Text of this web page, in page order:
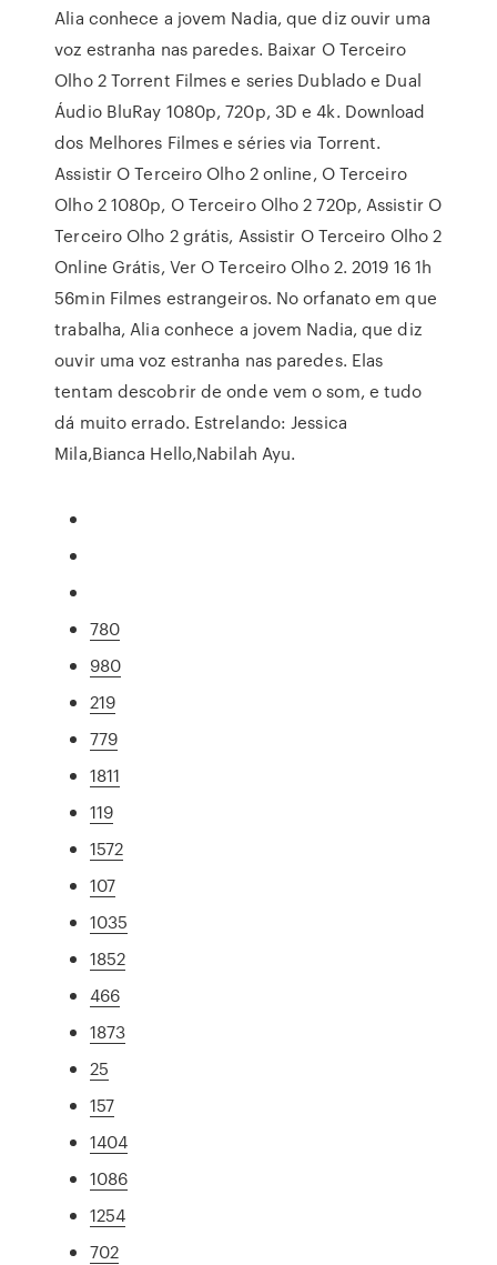
Alia conhece a jovem Nadia, que diz ouvir uma
voz estranha nas paredes. Baixar O Terceiro
Olho 2 Torrent Filmes e series Dublado e Dual
Áudio BluRay 1080p, 720p, 3D e 4k. Download
dos Melhores Filmes e séries via Torrent.
Assistir O Terceiro Olho 2 online, O Terceiro
Olho 2 1080p, O Terceiro Olho 2 720p, Assistir O
Terceiro Olho 2 grátis, Assistir O Terceiro Olho 2
Online Grátis, Ver O Terceiro Olho 2. 2019 16 1h
56min Filmes estrangeiros. No orfanato em que
trabalha, Alia conhece a jovem Nadia, que diz
ouvir uma voz estranha nas paredes. Elas
tentam descobrir de onde vem o som, e tudo
dá muito errado. Estrelando: Jessica
Mila,Bianca Hello,Nabilah Ayu.
780
980
219
779
1811
119
1572
107
1035
1852
466
1873
25
157
1404
1086
1254
702